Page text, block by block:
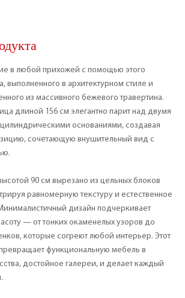
в любой прихожей с помощью этого
выполненного в архитектурном стиле и
из массивного бежевого травертина.
длиной 156 см элегантно парит над двумя
основаниями, создавая
сочетающую внушительный вид с
90 см вырезано из цельных блоков
равномерную текстуру и естественное
дизайн подчеркивает
— от тонких окаменелых узоров до
которые согреют любой интерьер. Этот
функциональную мебель в
достойное галереи, и делает каждый